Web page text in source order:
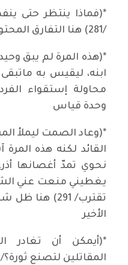
*(فماذا ينتظر حتى
/281) هنا التفارق المحتوم بين الشيء وظله .
*(هذه المرة لم يبق
محاولة إستقواء
وحدة قياس
*(وعاد الصمت ليملأ
القائد لكنه هذه
نحوي تمدّ أغصانها
يغطيني منعت عني
تقترب/ 291)
الأخير
*(أيمكن أن تغادر